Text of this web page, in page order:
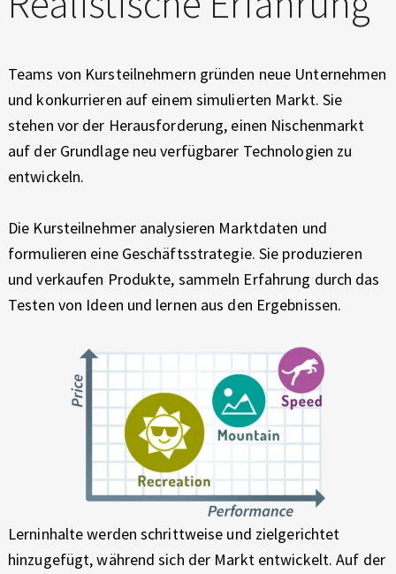
Teams von Kursteilnehmern gründen neue Unternehmen
und konkurrieren auf einem simulierten Markt. Sie
stehen vor der Herausforderung, einen Nischenmarkt
auf der Grundlage neu verfügbarer Technologien zu
entwickeln.
Die Kursteilnehmer analysieren Marktdaten und
formulieren eine Geschäftsstrategie. Sie produzieren
und verkaufen Produkte, sammeln Erfahrung durch das
Testen von Ideen und lernen aus den Ergebnissen.
Lerninhalte werden schrittweise und zielgerichtet
hinzugefügt, während sich der Markt entwickelt. Auf der